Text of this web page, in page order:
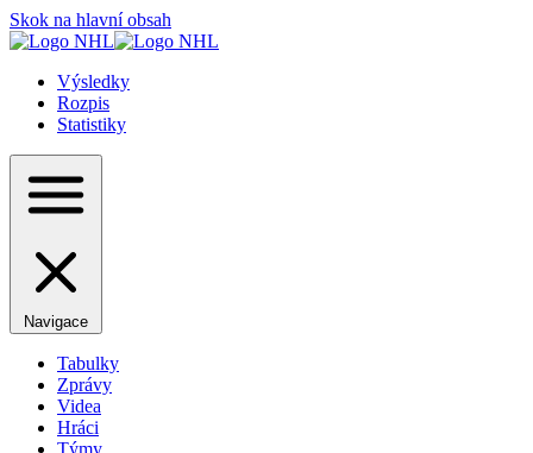
Skok na hlavní obsah
Výsledky
Rozpis
Statistiky
Navigace
Tabulky
Zprávy
Videa
Hráci
Týmy